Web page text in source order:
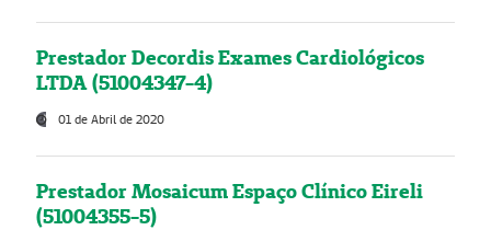
Prestador Decordis Exames Cardiológicos
LTDA (51004347-4)
01 de Abril de 2020
Prestador Mosaicum Espaço Clínico Eireli
(51004355-5)